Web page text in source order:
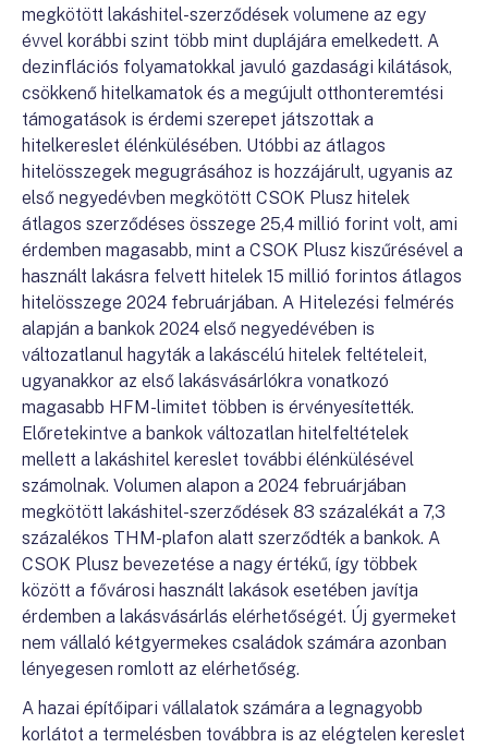
megkötött lakáshitel-szerződések volumene az egy
évvel korábbi szint több mint duplájára emelkedett. A
dezinflációs folyamatokkal javuló gazdasági kilátások,
csökkenő hitelkamatok és a megújult otthonteremtési
támogatások is érdemi szerepet játszottak a
hitelkereslet élénkülésében. Utóbbi az átlagos
hitelösszegek megugrásához is hozzájárult, ugyanis az
első negyedévben megkötött CSOK Plusz hitelek
átlagos szerződéses összege 25,4 millió forint volt, ami
érdemben magasabb, mint a CSOK Plusz kiszűrésével a
használt lakásra felvett hitelek 15 millió forintos átlagos
hitelösszege 2024 februárjában. A Hitelezési felmérés
alapján a bankok 2024 első negyedévében is
változatlanul hagyták a lakáscélú hitelek feltételeit,
ugyanakkor az első lakásvásárlókra vonatkozó
magasabb HFM-limitet többen is érvényesítették.
Előretekintve a bankok változatlan hitelfeltételek
mellett a lakáshitel kereslet további élénkülésével
számolnak. Volumen alapon a 2024 februárjában
megkötött lakáshitel-szerződések 83 százalékát a 7,3
százalékos THM-plafon alatt szerződték a bankok. A
CSOK Plusz bevezetése a nagy értékű, így többek
között a fővárosi használt lakások esetében javítja
érdemben a lakásvásárlás elérhetőségét. Új gyermeket
nem vállaló kétgyermekes családok számára azonban
lényegesen romlott az elérhetőség.
A hazai építőipari vállalatok számára a legnagyobb
korlátot a termelésben továbbra is az elégtelen kereslet